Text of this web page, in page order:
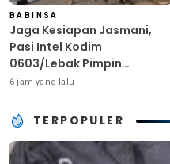
BABINSA
Jaga Kesiapan Jasmani,
Pasi Intel Kodim
0603/Lebak Pimpin
Pembinaan Fisik Rutin
6 jam yang lalu
TERPOPULER